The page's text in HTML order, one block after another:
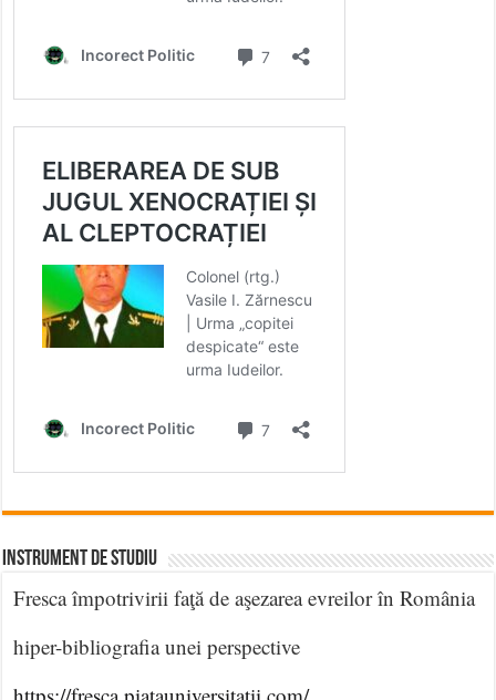
INSTRUMENT DE STUDIU
Fresca împotrivirii faţă de aşezarea evreilor în România
hiper-bibliografia unei perspective